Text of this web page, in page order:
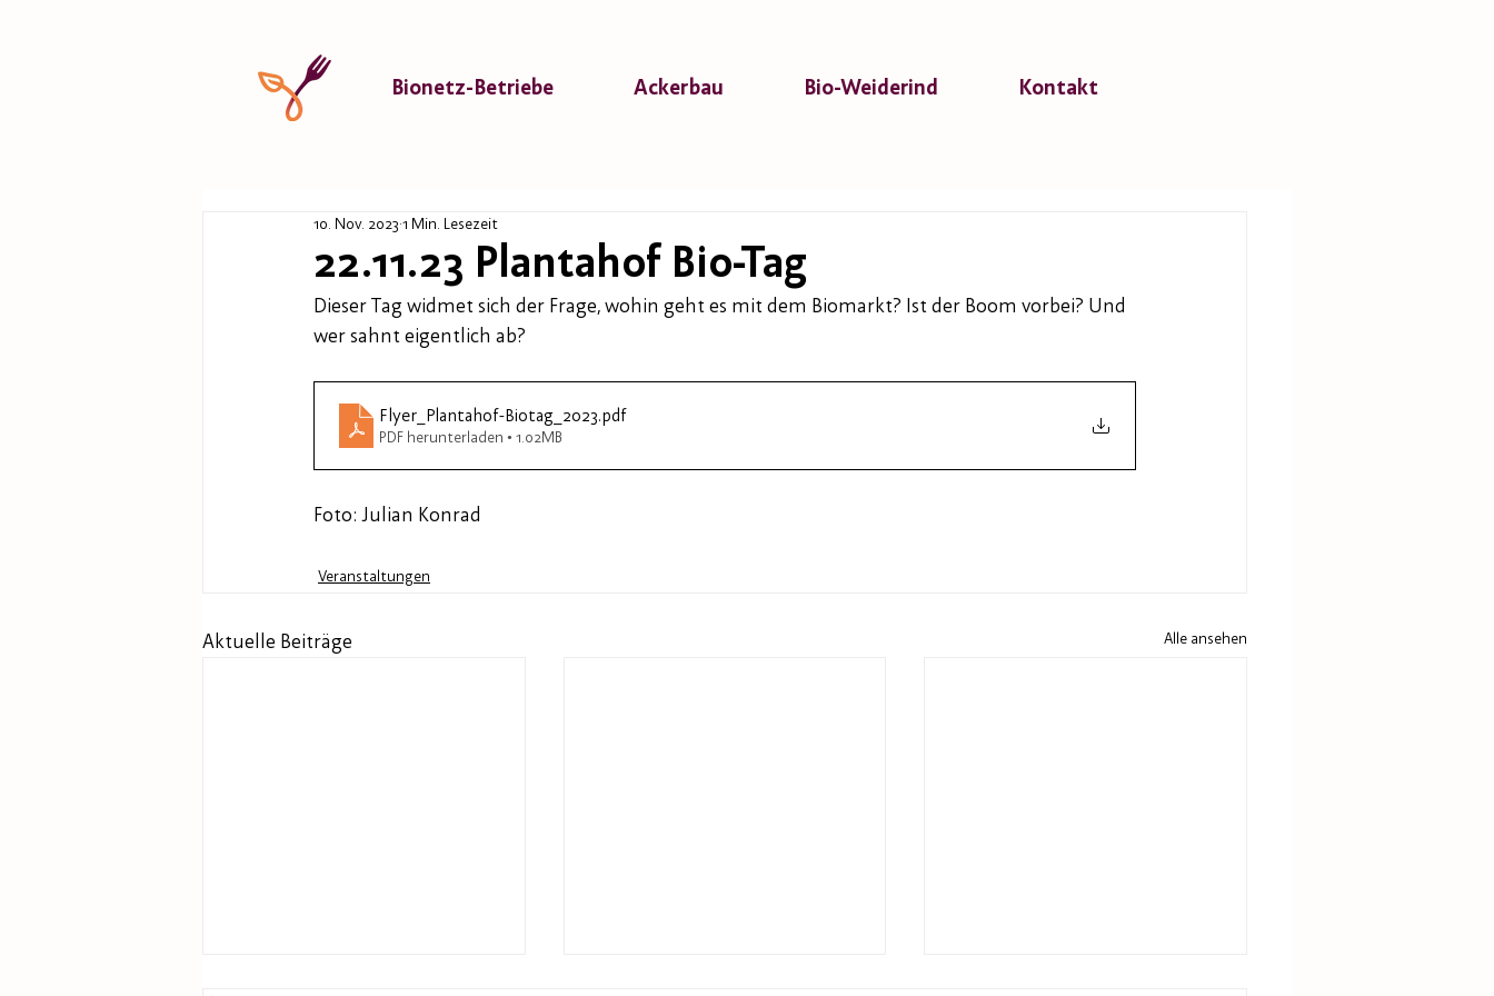
Bionetz-Betriebe Ackerbau Bio-Weiderind Kontakt
22.11.23 Plantahof Bio-Tag
10. Nov. 2023 1 Min. Lesezeit
Dieser Tag widmet sich der Frage, wohin geht es mit dem Biomarkt? Ist der Boom vorbei? Und
wer sahnt eigentlich ab?
Flyer_Plantahof-Biotag_2023.pdf
PDF herunterladen • 1.02MB
Foto: Julian Konrad
Veranstaltungen
Aktuelle Beiträge Alle ansehen